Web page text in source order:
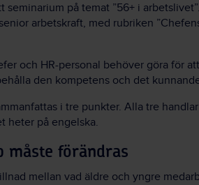
på temat ”56+ i
arbetskraft, med rubriken
och HR-personal behöver göra för
den kompetens och det
i tre punkter. Alla tre
heter på engelska.
måste förändras
mellan vad äldre och yngre